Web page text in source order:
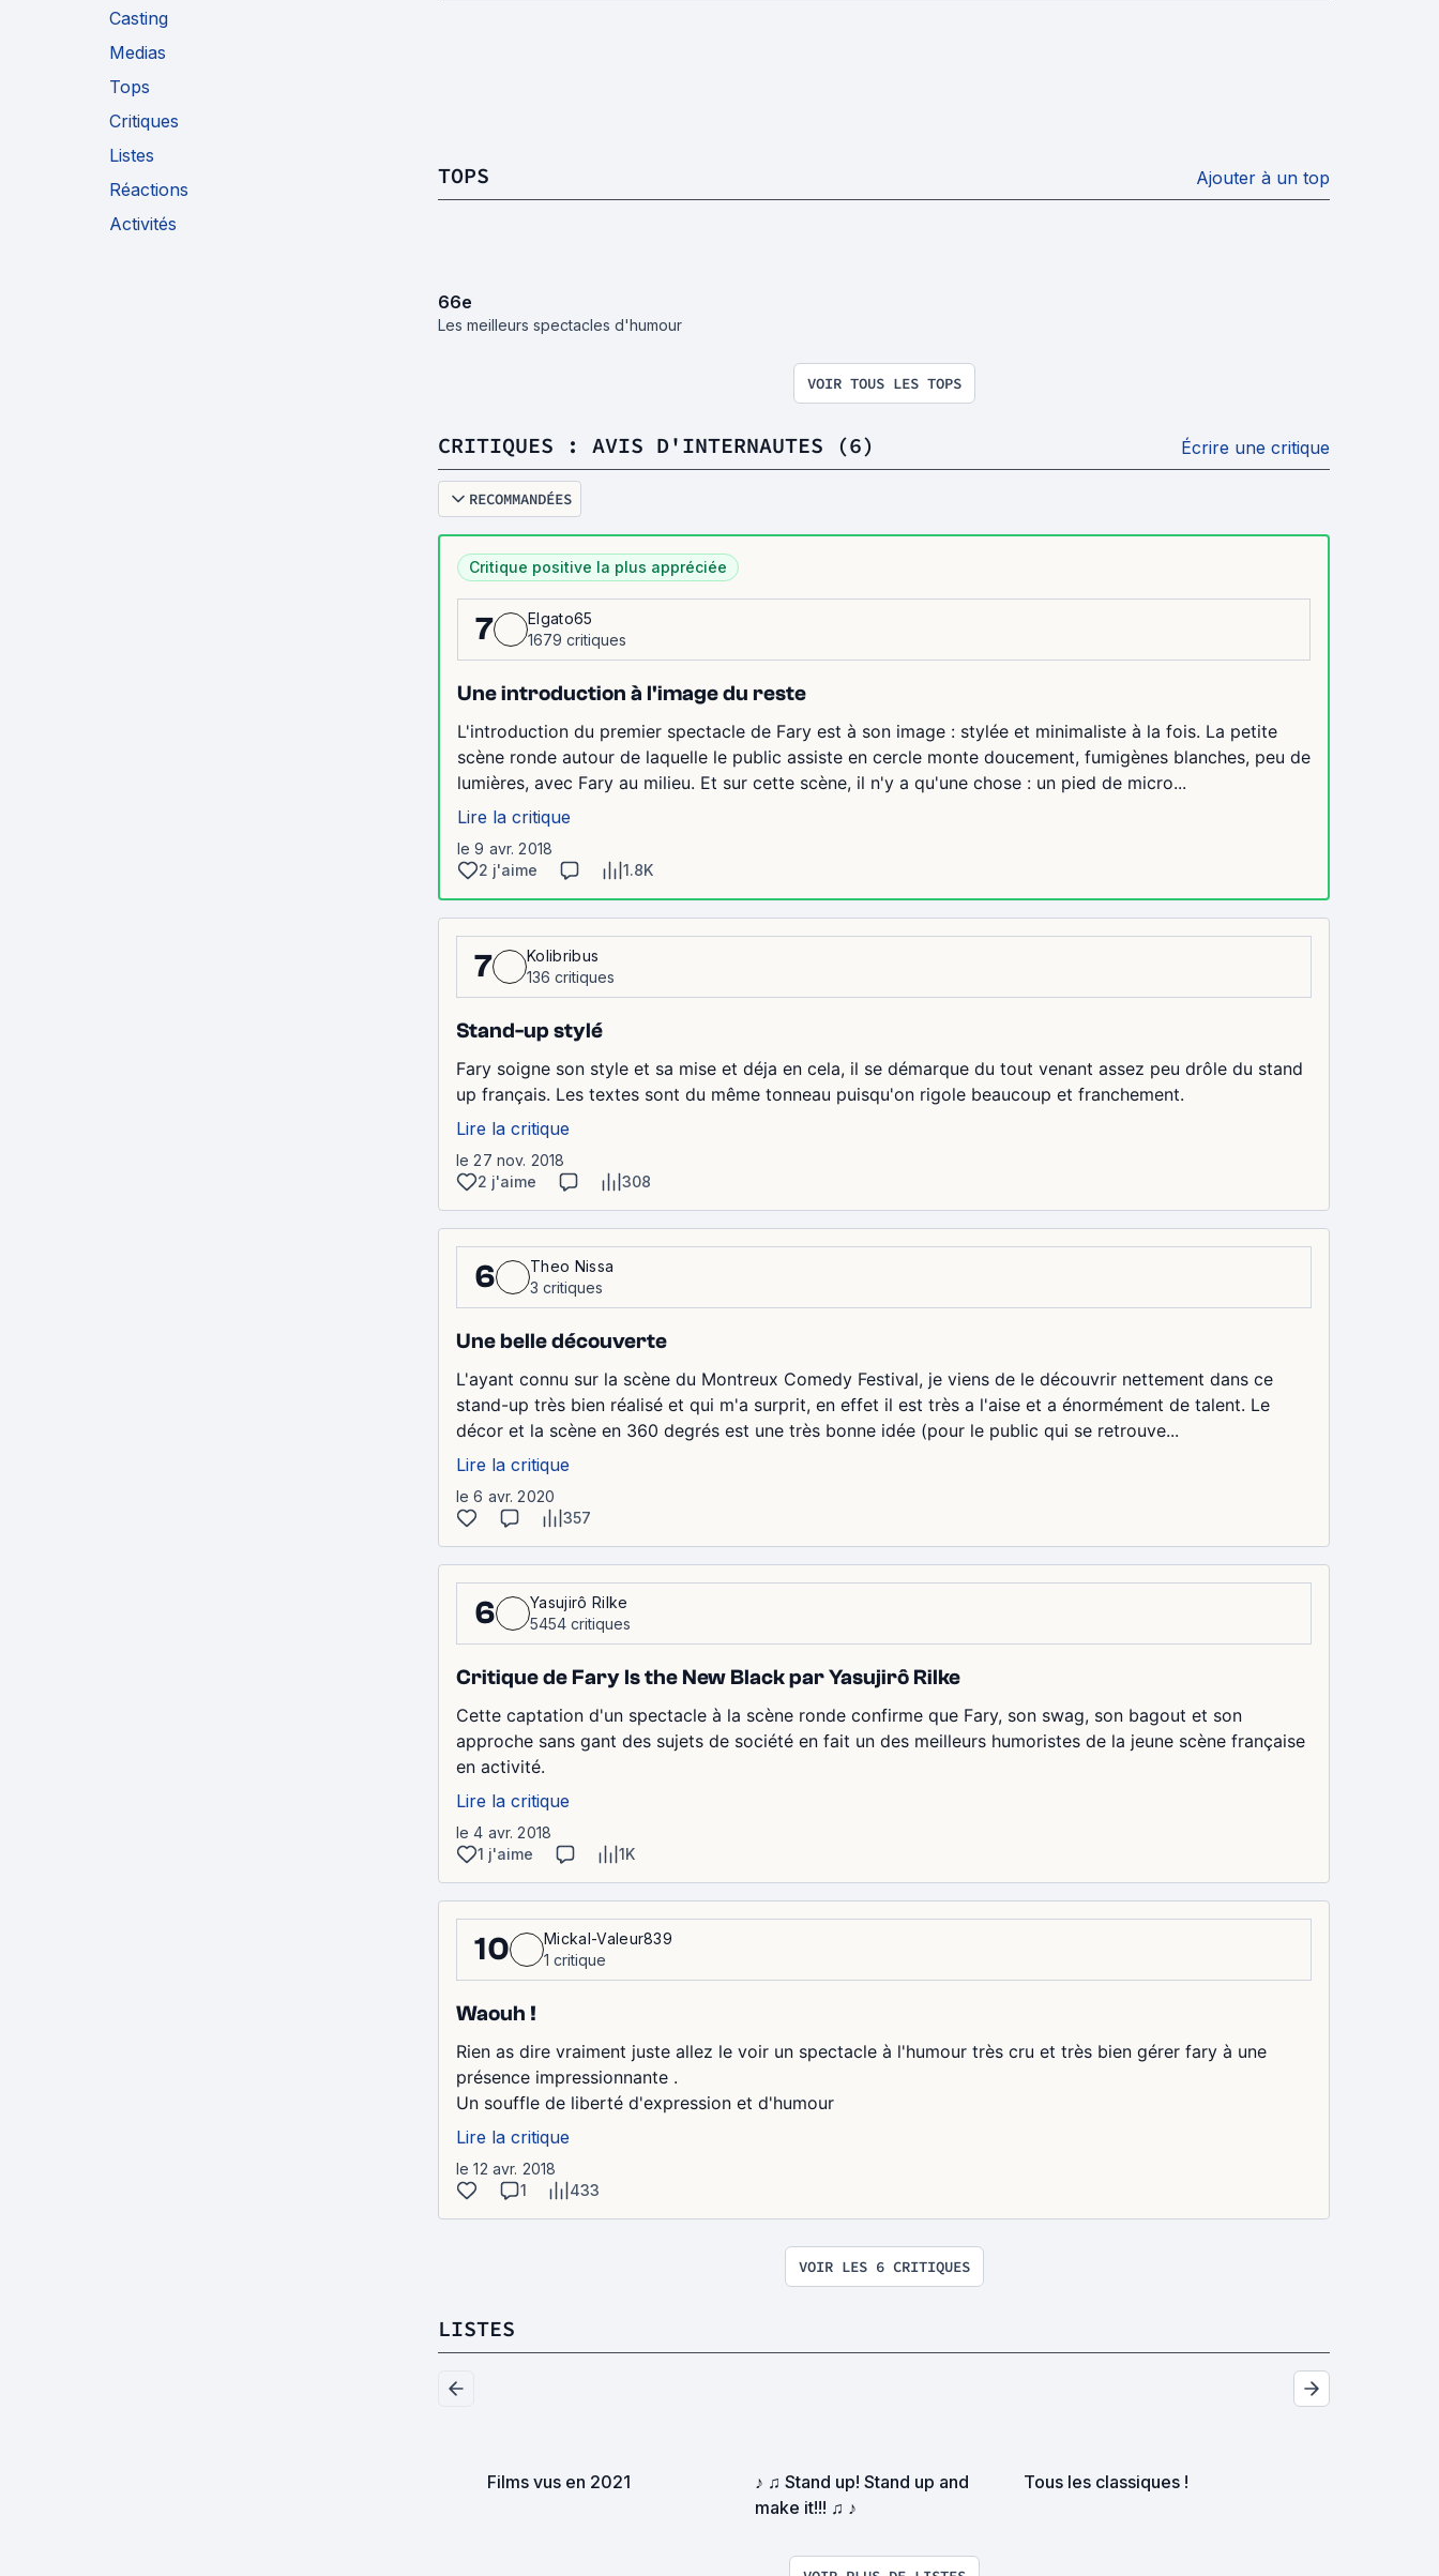
Casting
Medias
Tops
Critiques
Listes
Réactions
Activités
TOPS Ajouter à un top
66e
Les meilleurs spectacles d'humour
VOIR TOUS LES TOPS
CRITIQUES : AVIS D'INTERNAUTES (6) Écrire une critique
RECOMMANDÉES
Critique positive la plus appréciée
7
Elgato65
1679 critiques
Une introduction à l'image du reste
L'introduction du premier spectacle de Fary est à son image : stylée et minimaliste à la fois. La petite
scène ronde autour de laquelle le public assiste en cercle monte doucement, fumigènes blanches, peu de
lumières, avec Fary au milieu. Et sur cette scène, il n'y a qu'une chose : un pied de micro...
Lire la critique
le 9 avr. 2018
2 j'aime
1.8K
7
Kolibribus
136 critiques
Stand-up stylé
Fary soigne son style et sa mise et déja en cela, il se démarque du tout venant assez peu drôle du stand
up français. Les textes sont du même tonneau puisqu'on rigole beaucoup et franchement.
Lire la critique
le 27 nov. 2018
2 j'aime
308
6
Theo Nissa
3 critiques
Une belle découverte
L'ayant connu sur la scène du Montreux Comedy Festival, je viens de le découvrir nettement dans ce
stand-up très bien réalisé et qui m'a surprit, en effet il est très a l'aise et a énormément de talent. Le
décor et la scène en 360 degrés est une très bonne idée (pour le public qui se retrouve...
Lire la critique
le 6 avr. 2020
357
6
Yasujirô Rilke
5454 critiques
Critique de Fary Is the New Black par Yasujirô Rilke
Cette captation d'un spectacle à la scène ronde confirme que Fary, son swag, son bagout et son
approche sans gant des sujets de société en fait un des meilleurs humoristes de la jeune scène française
en activité.
Lire la critique
le 4 avr. 2018
1 j'aime
1K
10
Mickal-Valeur839
1 critique
Waouh !
Rien as dire vraiment juste allez le voir un spectacle à l'humour très cru et très bien gérer fary à une
présence impressionnante .
Un souffle de liberté d'expression et d'humour
Lire la critique
le 12 avr. 2018
1
433
VOIR LES 6 CRITIQUES
LISTES
Films vus en 2021
♪ ♫ Stand up! Stand up and
make it!!! ♫ ♪
Tous les classiques !